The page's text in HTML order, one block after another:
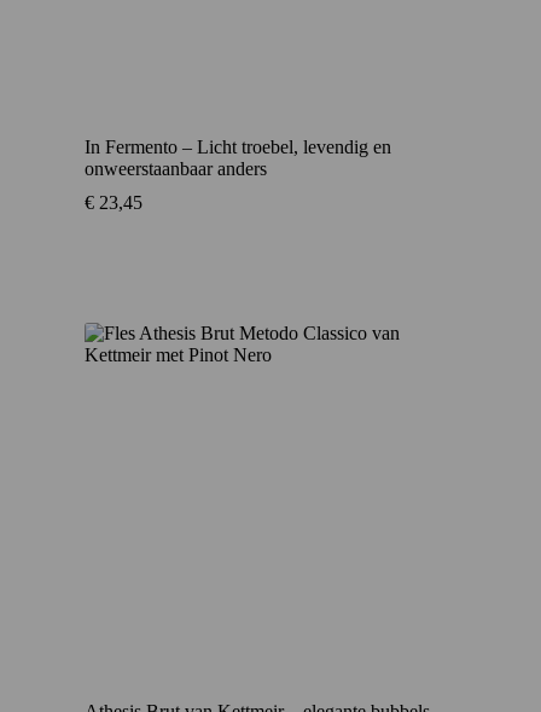
In Fermento – Licht troebel, levendig en
onweerstaanbaar anders
€ 23,45